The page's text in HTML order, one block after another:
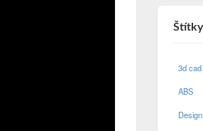
Štítky
3d cad
ABS